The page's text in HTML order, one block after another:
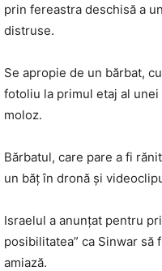
prin fereastra deschisă a
distruse.
Se apropie de un bărbat,
fotoliu la primul etaj al
moloz.
Bărbatul, care pare a fi
un băț în dronă și
Israelul a anunțat pentru
posibilitatea” ca Sinwar să
amiază.